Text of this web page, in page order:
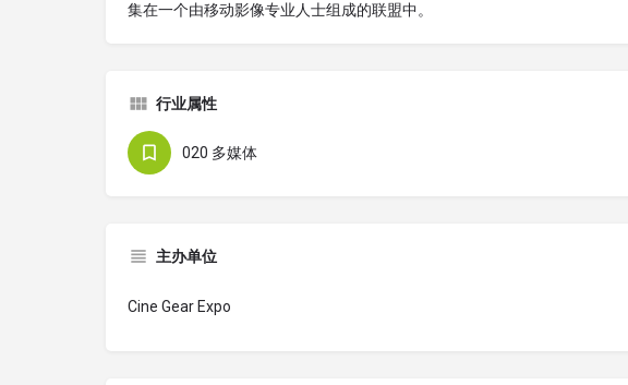
集在一个由移动影像专业人士组成的联盟中。
行业属性
020 多媒体
主办单位
Cine Gear Expo